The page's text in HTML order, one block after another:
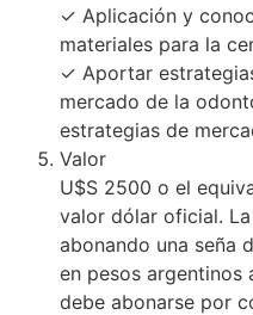
✓ Aplicación y
materiales para la
✓ Aportar
mercado de la
estrategias de
Valor
U$S 2500 o el
valor dólar oficial.
abonando una seña
en pesos argentinos
debe abonarse por